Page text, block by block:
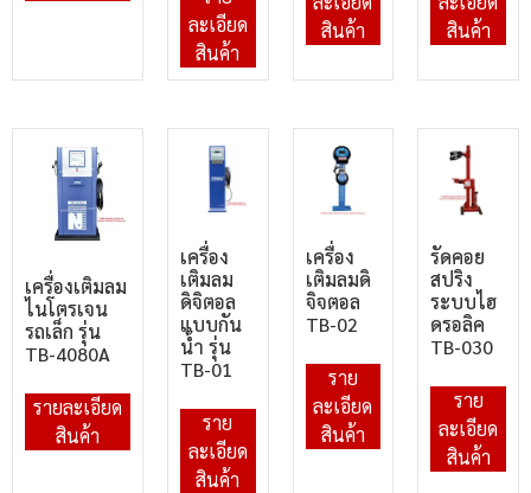
ละเอียด
สินค้า
สินค้า
สินค้า
เครื่องเติมลม
ไนโตรเจน
รถเล็ก รุ่น
TB-4080A
รายละเอียด
สินค้า
เครื่อง
เติมลม
ดิจิตอล
แบบกัน
น้ำ รุ่น
TB-01
ราย
ละเอียด
สินค้า
เครื่อง
เติมลมดิ
จิจตอล
TB-02
ราย
ละเอียด
สินค้า
รัดคอย
สปริง
ระบบไฮ
ดรอลิค
TB-030
ราย
ละเอียด
สินค้า